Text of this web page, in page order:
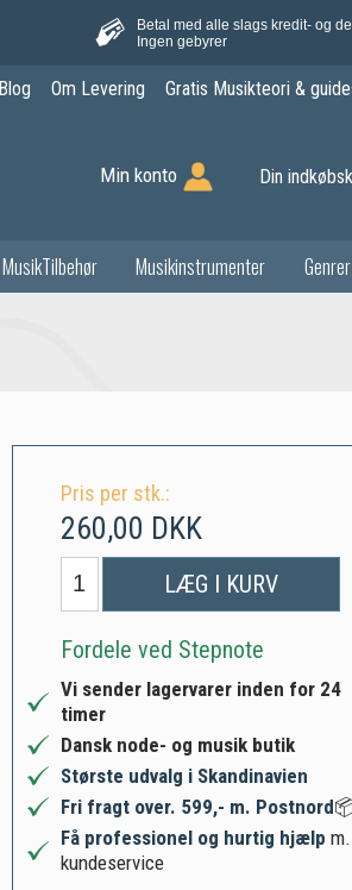
Betal med alle slags kredit- og
Ingen gebyrer
Blog Om Levering Gratis Musikteori &
Min konto Din
MusikTilbehør Musikinstrumenter Genrer
Pris per stk.:
260,00 DKK
LÆG I KURV
Fordele ved Stepnote
Vi sender lagervarer inden for 24
timer
Dansk node- og musik butik
Største udvalg i Skandinavien
Fri fragt over. 599,- m. Postnord
Få professionel og hurtig hjælp m.
kundeservice